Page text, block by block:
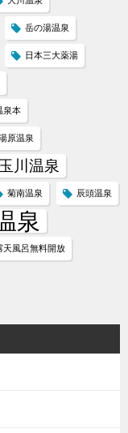
岳の湯温泉
日本三大薬湯
泉本
原温泉
玉川温泉
菊南温泉 辰頭温泉
泉
天風呂無料開放